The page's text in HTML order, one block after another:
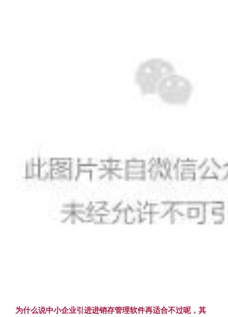
为什么说中小企业引进进销存管理软件再适合不过呢，其